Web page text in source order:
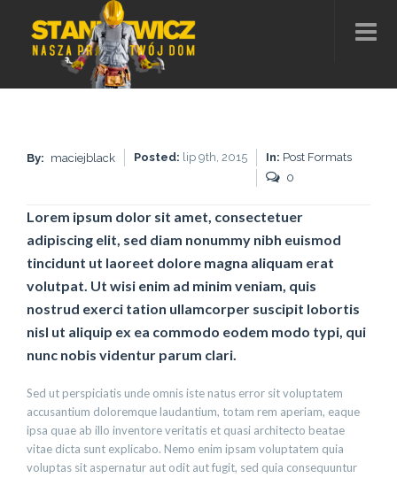
By: maciejblack Posted: lip 9th, 2015 In: Post Formats
0
Lorem ipsum dolor sit amet, consectetuer
adipiscing elit, sed diam nonummy nibh euismod
tincidunt ut laoreet dolore magna aliquam erat
volutpat. Ut wisi enim ad minim veniam, quis
nostrud exerci tation ullamcorper suscipit lobortis
nisl ut aliquip ex ea commodo eodem modo typi, qui
nunc nobis videntur parum clari.
Sed ut perspiciatis unde omnis iste natus error sit voluptatem
accusantium doloremque laudantium, totam rem aperiam, eaque
ipsa quae ab illo inventore veritatis et quasi architecto beatae
vitae dicta sunt explicabo. Nemo enim ipsam voluptatem quia
voluptas sit aspernatur aut odit aut fugit, sed quia consequuntur